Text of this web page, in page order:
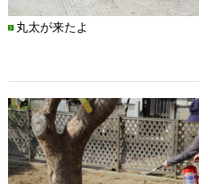
丸太が来たよ